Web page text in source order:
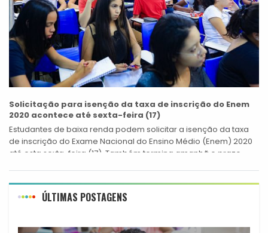
Solicitação para isenção da taxa de inscrição do Enem
2020 acontece até sexta-feira (17)
Estudantes de baixa renda podem solicitar a isenção da taxa
de inscrição do Exame Nacional do Ensino Médio (Enem) 2020
até esta sexta-feira (17). Também termina amanhã o prazo
ÚLTIMAS POSTAGENS